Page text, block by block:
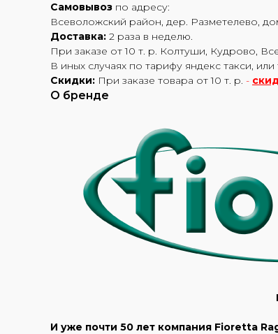
Самовывоз по адресу:
Всеволожский район, дер. Разметелево,
Доставка: 2 раза в неделю.
При заказе от 10 т. р. Колтуши, Кудрово,
В иных случаях по тарифу яндекс такси,
Скидки: При заказе товара от 10 т. р. -
О бренде
И уже почти 50 лет компания Fioretta